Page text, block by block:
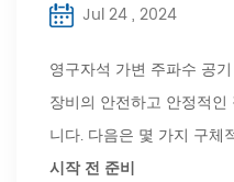
Jul 24 , 2024
영구자석 가변 주파수 공
장비의 안전하고 안정적
니다. 다음은 몇 가지 구체
시작 전 준비